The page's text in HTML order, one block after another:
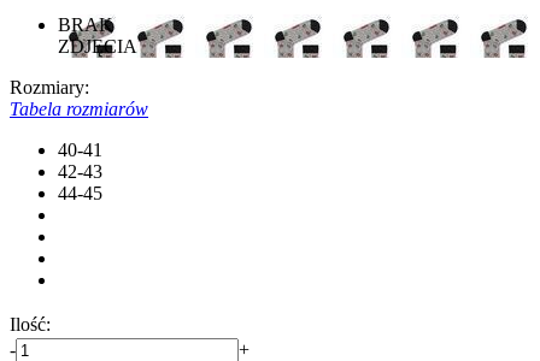
BRAK
ZDJĘCIA
Rozmiary:
Tabela rozmiarów
40-41
42-43
44-45
Ilość:
-
+